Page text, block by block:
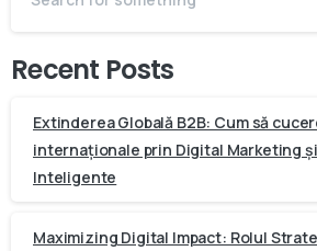
Recent Posts
Extinderea Globală B2B: Cum să
internaționale prin Digital Marketing
Inteligente
Maximizing Digital Impact: Rolul